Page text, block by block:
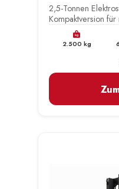
2,5-Tonnen
Kompaktversion
kg
2.500 kg